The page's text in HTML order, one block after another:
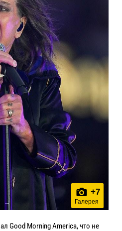
+7
Галерея
Good Morning America, что не